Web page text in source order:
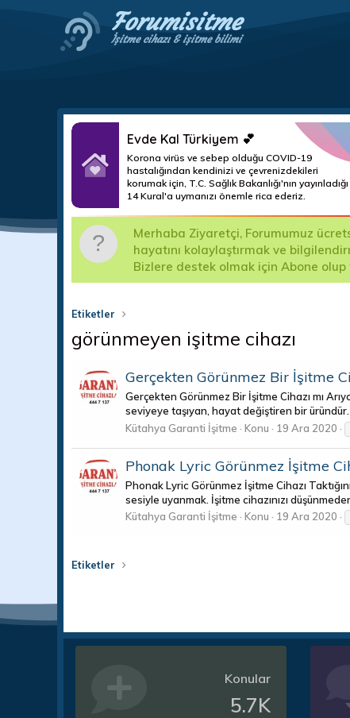
Forumisitme
İşitme cihazı & işitme bilimi
Evde Kal Türkiyem 💕
Korona virüs ve sebep olduğu COVID-19
hastalığından kendinizi ve çevrenizdekileri
korumak için, T.C. Sağlık Bakanlığı'nın yayınladığı
14 Kural'a uymanızı önemle rica ederiz.
Merhaba Ziyaretçi, Forumumuz
hayatını kolaylaştırmak ve
Bizlere destek olmak için Abone olup
Etiketler
görünmeyen işitme cihazı
Gerçekten Görünmez Bir İşitme
Gerçekten Görünmez Bir İşitme Cihazı mı
seviyeye taşıyan, hayat değiştiren bir
Kütahya Garanti İşitme
Konu 19 Ara 2020
Phonak Lyric Görünmez İşitme
Phonak Lyric Görünmez İşitme Cihazı
sesiyle uyanmak. İşitme cihazınızı
Kütahya Garanti İşitme
Konu 19 Ara 2020
Etiketler
Konular
5.7K